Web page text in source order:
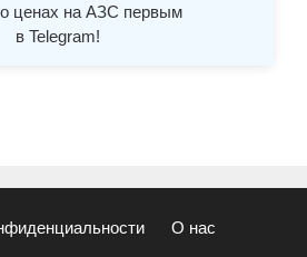
ценах на АЗС первым
в Telegram!
О нас